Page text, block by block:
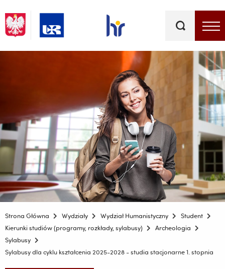
kluczowe
Strona Główna Wydziały Wydział Humanistyczny
Student
Kierunki studiów (programy, rozkłady, sylabusy)
Archeologia
Sylabusy
Sylabusy dla cyklu kształcenia 2025-2028 - studia stacjonarne 1. stopnia